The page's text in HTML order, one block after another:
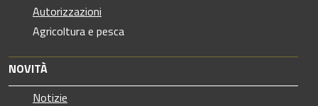
Autorizzazioni
Agricoltura e pesca
NOVITÀ
Notizie